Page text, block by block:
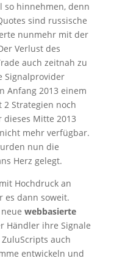
so hinnehmen, denn
sind russische
nunmehr mit der
Verlust des
auch zeitnah zu
Signalprovider
Anfang 2013 einem
Strategien noch
dieses Mitte 2013
mehr verfügbar.
nun die
Herz gelegt.
Hochdruck an
es dann soweit.
webbasierte
Händler ihre Signale
auch
entwickeln und